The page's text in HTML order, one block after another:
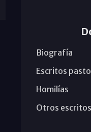
Biografía
Escritos
Homilías
Otros escritos